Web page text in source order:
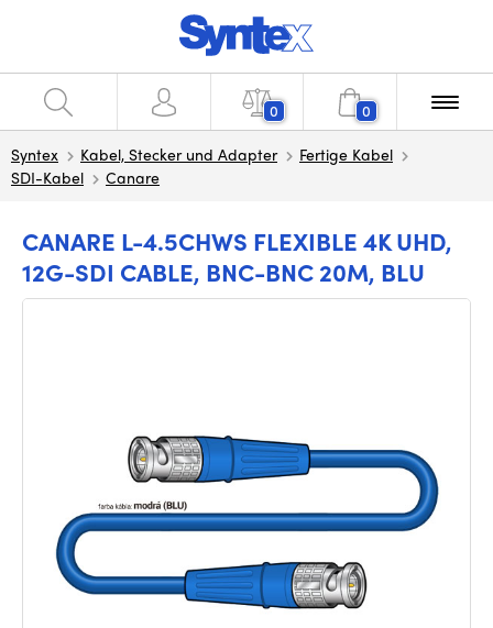
0 0
Syntex Kabel, Stecker und Adapter
Fertige Kabel
SDI-Kabel
Canare
CANARE L-4.5CHWS FLEXIBLE 4K UHD,
12G-SDI CABLE, BNC-BNC 20M, BLU